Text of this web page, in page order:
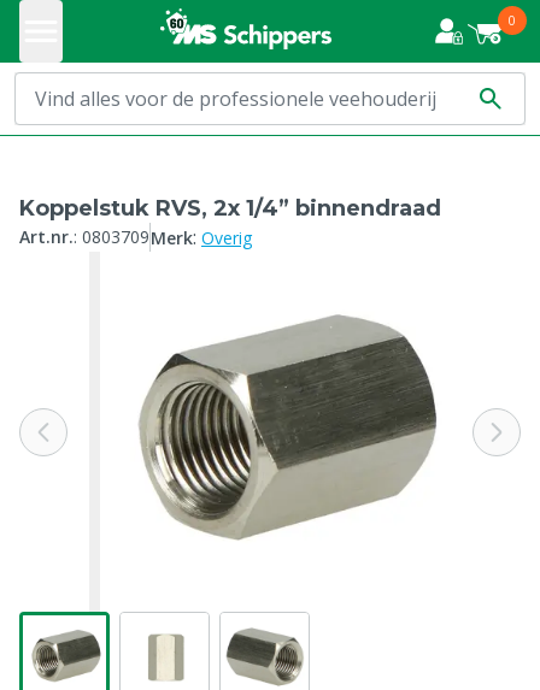
0
Koppelstuk RVS, 2x 1/4” binnendraad
Art.nr.: 0803709Merk: Overig